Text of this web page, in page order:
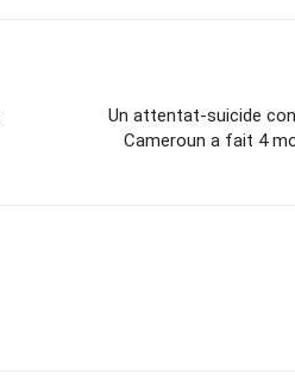
Un attentat-suicide
Cameroun a fait 4